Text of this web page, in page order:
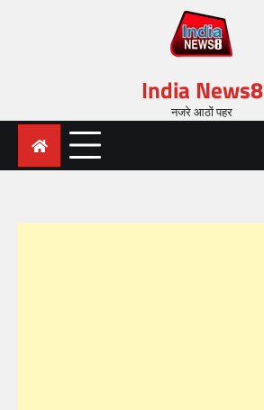
India News8
नजरे आठों पहर